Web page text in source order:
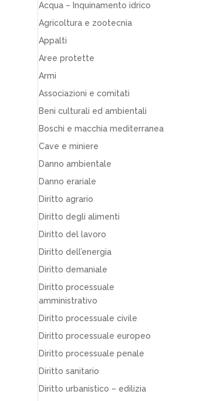
Acqua – Inquinamento idrico
Agricoltura e zootecnia
Appalti
Aree protette
Armi
Associazioni e comitati
Beni culturali ed ambientali
Boschi e macchia mediterranea
Cave e miniere
Danno ambientale
Danno erariale
Diritto agrario
Diritto degli alimenti
Diritto del lavoro
Diritto dell’energia
Diritto demaniale
Diritto processuale
amministrativo
Diritto processuale civile
Diritto processuale europeo
Diritto processuale penale
Diritto sanitario
Diritto urbanistico – edilizia